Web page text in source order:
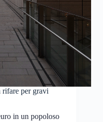
rifare per gravi
in un popoloso